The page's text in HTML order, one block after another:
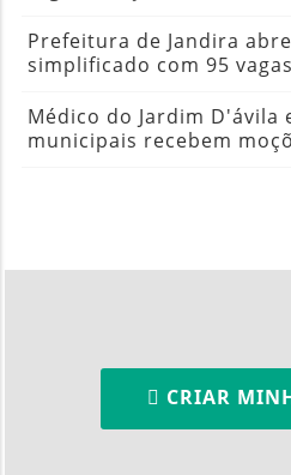
Prefeitura de Jandira
simplificado com 95
Médico do Jardim D'ávila
municipais recebem
CRIAR